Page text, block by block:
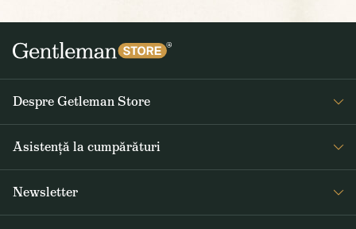
Despre Getleman Store
Asistență la cumpărături
Newsletter